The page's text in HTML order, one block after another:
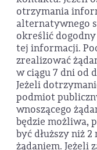
otrzymania
alternatywnego
określić
tej informacji.
zrealizować
w ciągu 7 dni od
Jeżeli
podmiot
wnoszącego
będzie możliwa,
być dłuższy niż
żądaniem. Jeżeli